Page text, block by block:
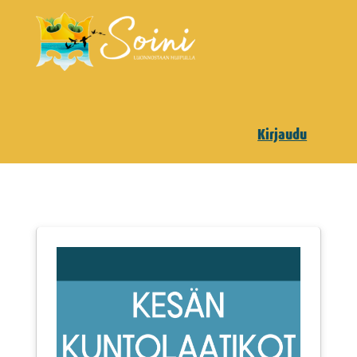
Kirjaudu